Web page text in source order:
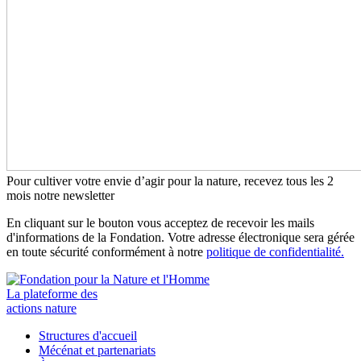
Pour cultiver votre envie d’agir pour la nature, recevez tous les 2
mois notre newsletter
En cliquant sur le bouton vous acceptez de recevoir les mails
d'informations de la Fondation. Votre adresse électronique sera gérée
en toute sécurité conformément à notre politique de confidentialité.
La plateforme des
actions nature
Structures d'accueil
Mécénat et partenariats